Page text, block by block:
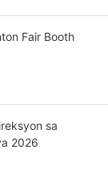
Fair Booth
sa
2026